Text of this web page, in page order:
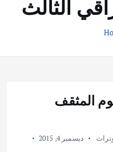
الثالث
المثقف
ديسمبر 4, 2015